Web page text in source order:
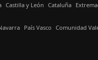
Castilla y León Cataluña
País Vasco Comunidad